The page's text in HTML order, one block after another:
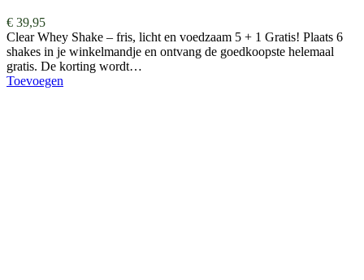
€ 39,95
Clear Whey Shake – fris, licht en voedzaam 5 + 1 Gratis! Plaats 6
shakes in je winkelmandje en ontvang de goedkoopste helemaal
gratis. De korting wordt…
Toevoegen